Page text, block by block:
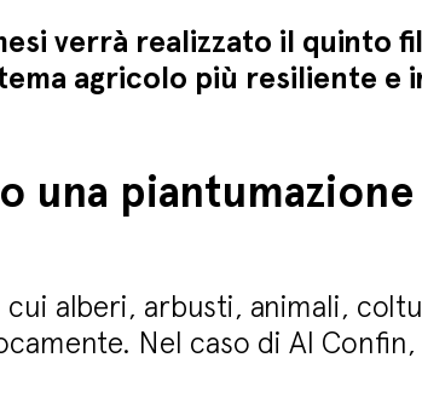
verrà realizzato il quinto
agricolo più resiliente e
una piantumazione
alberi, arbusti, animali,
Nel caso di Al